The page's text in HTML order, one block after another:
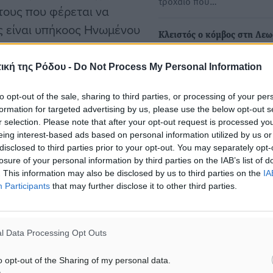
της Ρόδου - Do Not Process My Personal Information
opt-out of the sale, sharing to third parties, or processing of your
for targeted advertising by us, please use the below opt-out
selection. Please note that after your opt-out request is processed
interest-based ads based on personal information utilized by us
to third parties prior to your opt-out. You may separately
of your personal information by third parties on the IAB’s list of
This information may also be disclosed by us to third parties on the
Participants that may further disclose it to other third parties.
Data Processing Opt Outs
opt-out of the Sharing of my personal data.
που φέρεται να
είναι υπήκοος Ηνωμένου
του, δέχθηκε επίθεση
που είχε
όλα ξεκίνησαν περίπου
όταν ο Βρετανός
– Καλλιθέας. Εκεί, ένα
στο πίσω
ότι επρόκειτο για
σε παράλληλο δρόμο,
ειδοποιήσει την
Κλειστός ο κόμβος στη
λόγω εργασιών
την Τρίτη 19 και την
Μαΐου ο…
Χ. Ευστρατίου:
εργασίες ασφαλτόστρωσης
λεωφόρο Καλλιθέας στο
ξενοδοχείου Elysium!
Στην ολοκλήρωση των
οδό Ρόδου Καλλιθέας